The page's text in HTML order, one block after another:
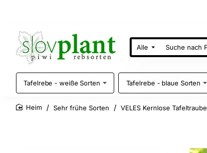
Alle
Suche
nach
Tafelrebe - weiße Sorten Tafelrebe - blaue Sorten
Sehr frühe Sorten VELES Kernlose Tafeltraube